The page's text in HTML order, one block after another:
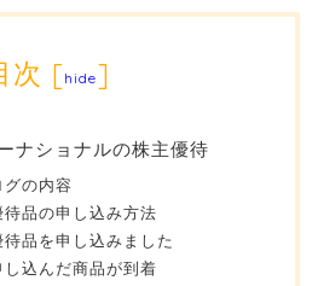
次 [hide]
ナショナルの株主優待
の内容
待品の申し込み方法
待品を申し込みました
し込んだ商品が到着